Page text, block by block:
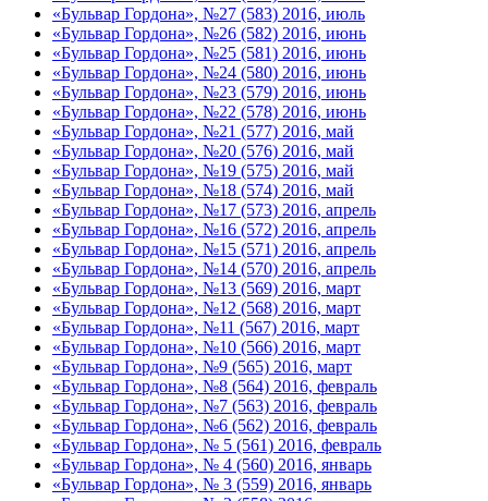
«Бульвар Гордона», №27 (583) 2016, июль
«Бульвар Гордона», №26 (582) 2016, июнь
«Бульвар Гордона», №25 (581) 2016, июнь
«Бульвар Гордона», №24 (580) 2016, июнь
«Бульвар Гордона», №23 (579) 2016, июнь
«Бульвар Гордона», №22 (578) 2016, июнь
«Бульвар Гордона», №21 (577) 2016, май
«Бульвар Гордона», №20 (576) 2016, май
«Бульвар Гордона», №19 (575) 2016, май
«Бульвар Гордона», №18 (574) 2016, май
«Бульвар Гордона», №17 (573) 2016, апрель
«Бульвар Гордона», №16 (572) 2016, апрель
«Бульвар Гордона», №15 (571) 2016, апрель
«Бульвар Гордона», №14 (570) 2016, апрель
«Бульвар Гордона», №13 (569) 2016, март
«Бульвар Гордона», №12 (568) 2016, март
«Бульвар Гордона», №11 (567) 2016, март
«Бульвар Гордона», №10 (566) 2016, март
«Бульвар Гордона», №9 (565) 2016, март
«Бульвар Гордона», №8 (564) 2016, февраль
«Бульвар Гордона», №7 (563) 2016, февраль
«Бульвар Гордона», №6 (562) 2016, февраль
«Бульвар Гордона», № 5 (561) 2016, февраль
«Бульвар Гордона», № 4 (560) 2016, январь
«Бульвар Гордона», № 3 (559) 2016, январь